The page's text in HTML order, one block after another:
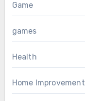
Game
games
Health
Home Improvement